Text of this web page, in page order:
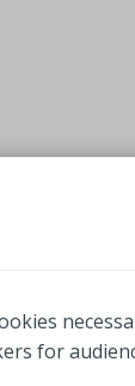
for